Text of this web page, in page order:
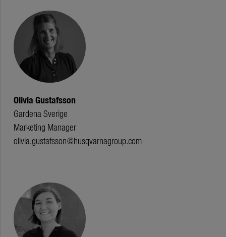
Olivia Gustafsson
Gardena Sverige
Marketing Manager
olivia.gustafsson@husqvarnagroup.com